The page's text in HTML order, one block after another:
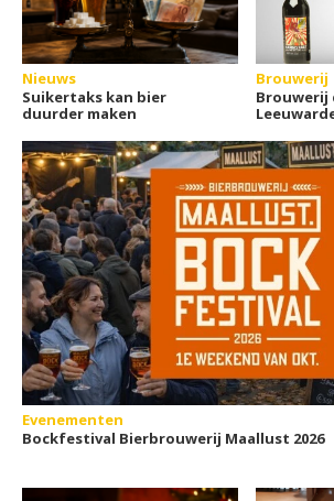
Nieuws
Suikertaks kan bier
duurder maken
Brouwerij
Brouwerij
Evenementen
Bockfestival Bierbrouwerij Maallust 2026